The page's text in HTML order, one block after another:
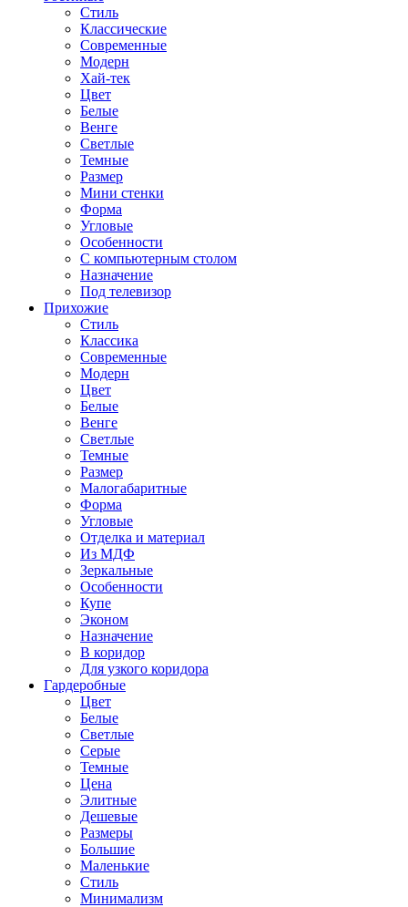
Стиль
Классические
Современные
Модерн
Хай-тек
Цвет
Белые
Венге
Светлые
Темные
Размер
Мини стенки
Форма
Угловые
Особенности
С компьютерным столом
Назначение
Под телевизор
Прихожие
Стиль
Классика
Современные
Модерн
Цвет
Белые
Венге
Светлые
Темные
Размер
Малогабаритные
Форма
Угловые
Отделка и материал
Из МДФ
Зеркальные
Особенности
Купе
Эконом
Назначение
В коридор
Для узкого коридора
Гардеробные
Цвет
Белые
Светлые
Серые
Темные
Цена
Элитные
Дешевые
Размеры
Большие
Маленькие
Стиль
Минимализм